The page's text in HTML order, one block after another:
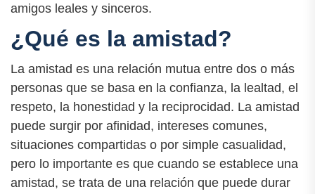
amigos leales y sinceros.
¿Qué es la amistad?
La amistad es una relación mutua entre dos o más
personas que se basa en la confianza, la lealtad, el
respeto, la honestidad y la reciprocidad. La amistad
puede surgir por afinidad, intereses comunes,
situaciones compartidas o por simple casualidad,
pero lo importante es que cuando se establece una
amistad, se trata de una relación que puede durar